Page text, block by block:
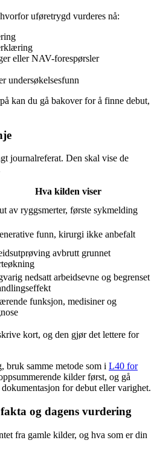
uføretrygd vurderes nå:
eller NAV-forespørsler
undersøkelsesfunn
kan du gå bakover for å finne debut,
journalreferat. Den skal vise de
Hva kilden viser
av ryggsmerter, første sykmelding
funn, kirurgi ikke anbefalt
avbrutt grunnet
nedsatt arbeidsevne og begrenset
funksjon, medisiner og
kort, og den gjør det lettere for
bruk samme metode som i L40 for
kilder først, og gå
for debut eller varighet.
og dagens vurdering
fra gamle kilder, og hva som er din